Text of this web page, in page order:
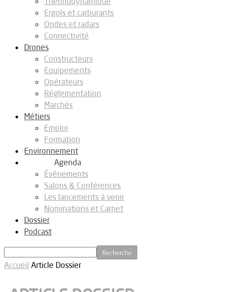
Ergols et carburants
Ondes et radars
Connectivité
Drones
Constructeurs
Equipements
Opérateurs
Réglementation
Marchés
Métiers
Emploi
Formation
Environnement
Agenda
Événements
Salons & Conférences
Les lancements à venir
Nominations et Carnet
Dossier
Podcast
Accueil Article Dossier